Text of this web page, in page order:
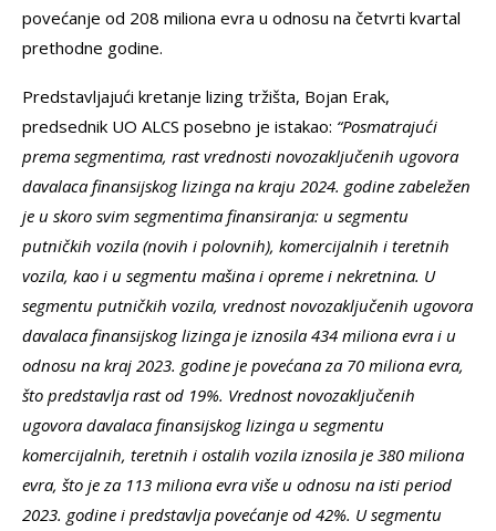
povećanje od 208 miliona evra u odnosu na četvrti kvartal
prethodne godine.
Predstavljajući kretanje lizing tržišta, Bojan Erak,
predsednik UO ALCS posebno je istakao: “Posmatrajući
prema segmentima, rast vrednosti novozaključenih ugovora
davalaca finansijskog lizinga na kraju 2024. godine zabeležen
je u skoro svim segmentima finansiranja: u segmentu
putničkih vozila (novih i polovnih), komercijalnih i teretnih
vozila, kao i u segmentu mašina i opreme i nekretnina. U
segmentu putničkih vozila, vrednost novozaključenih ugovora
davalaca finansijskog lizinga je iznosila 434 miliona evra i u
odnosu na kraj 2023. godine je povećana za 70 miliona evra,
što predstavlja rast od 19%. Vrednost novozaključenih
ugovora davalaca finansijskog lizinga u segmentu
komercijalnih, teretnih i ostalih vozila iznosila je 380 miliona
evra, što je za 113 miliona evra više u odnosu na isti period
2023. godine i predstavlja povećanje od 42%. U segmentu